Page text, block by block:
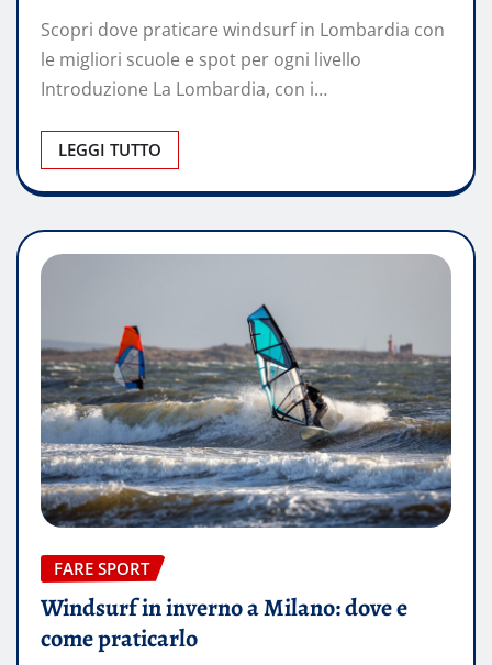
Scopri dove praticare windsurf in Lombardia con
le migliori scuole e spot per ogni livello
Introduzione La Lombardia, con i…
LEGGI TUTTO
FARE SPORT
Windsurf in inverno a Milano: dove e
come praticarlo